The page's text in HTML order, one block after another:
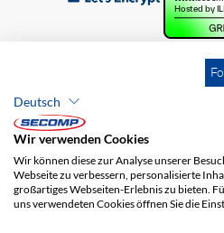
Brands
Deutsch
Wir verwenden Cookies
Wir können diese zur Analyse unserer
Webseite zu verbessern, personalisierte
großartiges Webseiten-Erlebnis zu bieten.
uns verwendeten Cookies öffnen Sie die